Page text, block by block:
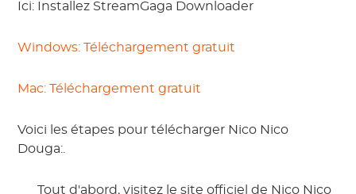
Ici: Installez StreamGaga Downloader
Windows: Téléchargement gratuit
Mac: Téléchargement gratuit
Voici les étapes pour télécharger Nico Nico
Douga:.
Tout d'abord, visitez le site officiel de Nico Nico